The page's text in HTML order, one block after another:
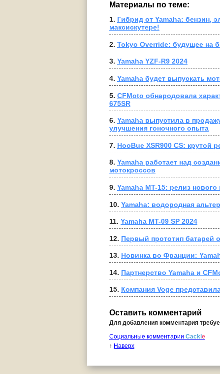
Материалы по теме:
1. Гибрид от Yamaha: бензин,
максискутере!
2. Tokyo Override: будущее на
3. Yamaha YZF-R9 2024
4. Yamaha будет выпускать
5. CFMoto обнародовала
675SR
6. Yamaha выпустила в
улучшения гоночного опыта
7. HooBue XSR900 CS: крутой
8. Yamaha работает над
мотокроссов
9. Yamaha MT-15: релиз нового
10. Yamaha: водородная
11. Yamaha MT-09 SP 2024
12. Первый прототип батарей
13. Новинка во Франции:
14. Партнерство Yamaha и
15. Компания Voge
Оставить комментарий
Для добавления комментария
Социальные комментарии Cackl e
↑ Наверх